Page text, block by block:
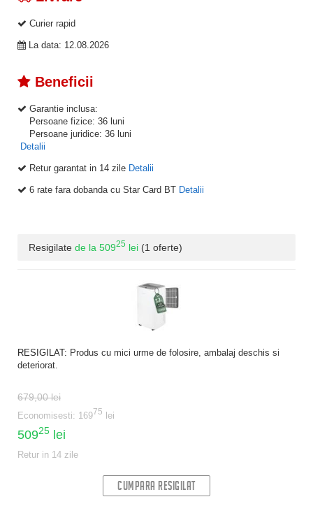
Curier rapid
La data: 12.08.2026
Beneficii
Garantie inclusa:
Persoane fizice: 36 luni
Persoane juridice: 36 luni
Detalii
Retur garantat in 14 zile Detalii
6 rate fara dobanda cu Star Card BT Detalii
Resigilate de la 50925 lei (1 oferte)
RESIGILAT: Produs cu mici urme de folosire, ambalaj deschis si
deteriorat.
679,00 lei
Economisesti: 16975 lei
50925 lei
Retur in 14 zile
CUMPARA RESIGILAT